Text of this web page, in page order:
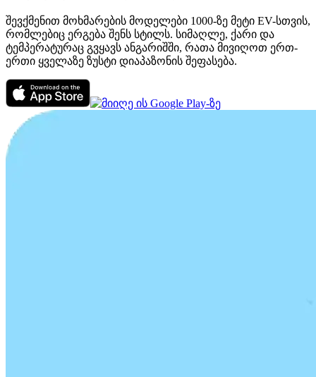
შევქმენით მოხმარების მოდელები 1000-ზე მეტი EV-სთვის,
რომლებიც ერგება შენს სტილს. სიმაღლე, ქარი და
ტემპერატურაც გვყავს ანგარიშში, რათა მივიღოთ ერთ-
ერთი ყველაზე ზუსტი დიაპაზონის შეფასება.